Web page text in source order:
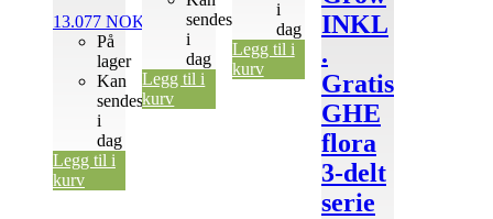
13.077 NOK
På
lager
Kan
sendes
i
dag
Legg til i
kurv
sendes
i
dag
Legg til i
kurv
i
dag
Legg til i
kurv
INKL
.
Gratis
GHE
flora
3-delt
serie